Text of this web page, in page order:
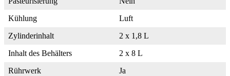
Kühlung
Luft
Zylinderinhalt
2 x 1,8 L
Inhalt des Behälters
2 x 8 L
Rührwerk
Ja